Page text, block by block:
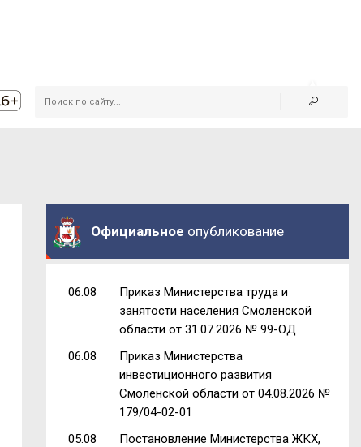
Официальное опубликование
06.08
Приказ Министерства труда и
занятости населения Смоленской
области от 31.07.2026 № 99-ОД
06.08
Приказ Министерства
инвестиционного развития
Смоленской области от 04.08.2026 №
179/04-02-01
05.08
Постановление Министерства ЖКХ,